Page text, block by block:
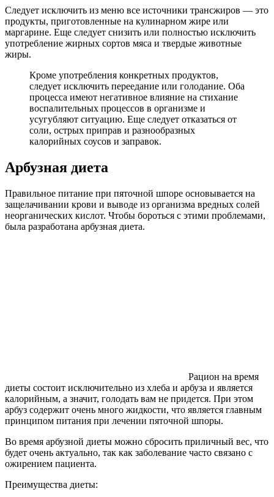
Следует исключить из меню все источники трансжиров — это
продукты, приготовленные на кулинарном жире или
маргарине. Еще следует снизить или полностью исключить
употребление жирных сортов мяса и твердые животные
жиры.
Кроме употребления конкретных продуктов,
следует исключить переедание или голодание. Оба
процесса имеют негативное влияние на стихание
воспалительных процессов в организме и
усугубляют ситуацию. Еще следует отказаться от
соли, острых приправ и разнообразных
калорийных соусов и заправок.
Арбузная диета
Правильное питание при пяточной шпоре основывается на
защелачивании крови и выводе из организма вредных солей
неорганических кислот. Чтобы бороться с этими проблемами,
была разработана арбузная диета.
Рацион на время
диеты состоит исключительно из хлеба и арбуза и является
калорийным, а значит, голодать вам не придется. При этом
арбуз содержит очень много жидкости, что является главным
принципом питания при лечении пяточной шпоры.
Во время арбузной диеты можно сбросить приличный вес, что
будет очень актуально, так как заболевание часто связано с
ожирением пациента.
Преимущества диеты: